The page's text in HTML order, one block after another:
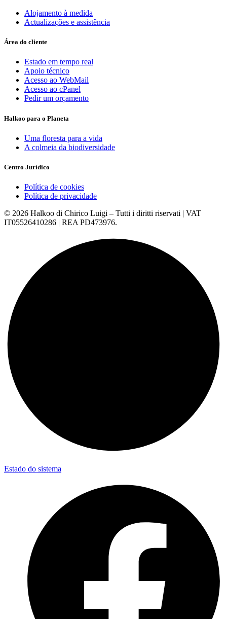
Alojamento à medida
Actualizações e assistência
Área do cliente
Estado em tempo real
Apoio técnico
Acesso ao WebMail
Acesso ao cPanel
Pedir um orçamento
Halkoo para o Planeta
Uma floresta para a vida
A colmeia da biodiversidade
Centro Jurídico
Política de cookies
Política de privacidade
© 2026 Halkoo di Chirico Luigi – Tutti i diritti riservati | VAT
IT05526410286 | REA PD473976.
Estado do sistema